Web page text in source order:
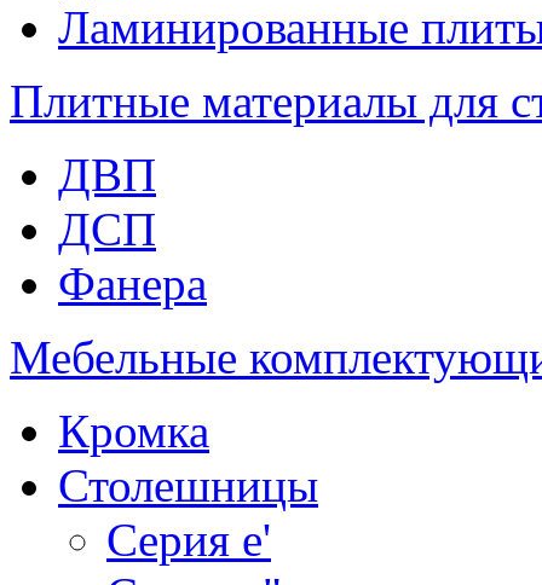
Ламинированные
Плитные материалы для
ДВП
ДСП
Фанера
Мебельные
Кромка
Столешницы
Серия e'